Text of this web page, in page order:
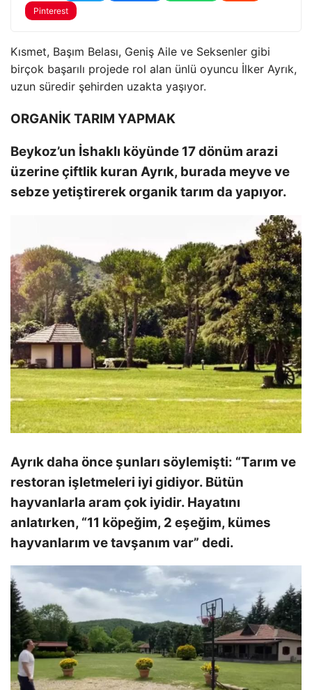
Pinterest
Kısmet, Başım Belası, Geniş Aile ve Seksenler gibi
birçok başarılı projede rol alan ünlü oyuncu İlker Ayrık,
uzun süredir şehirden uzakta yaşıyor.
ORGANİK TARIM YAPMAK
Beykoz’un İshaklı köyünde 17 dönüm arazi
üzerine çiftlik kuran Ayrık, burada meyve ve
sebze yetiştirerek organik tarım da yapıyor.
Ayrık daha önce şunları söylemişti: “Tarım ve
restoran işletmeleri iyi gidiyor. Bütün
hayvanlarla aram çok iyidir. Hayatını
anlatırken, “11 köpeğim, 2 eşeğim, kümes
hayvanlarım ve tavşanım var” dedi.